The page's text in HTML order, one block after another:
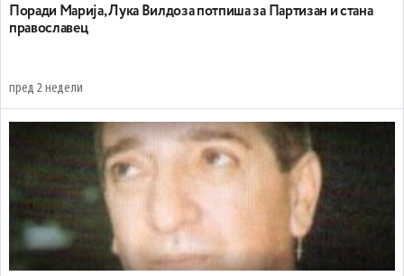
Поради Марија, Лука Вилдоза потпиша за Партизан и стана
православец
пред 2 недели